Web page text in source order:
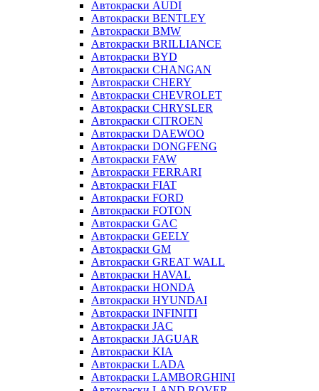
Автокраски AUDI
Автокраски BENTLEY
Автокраски BMW
Автокраски BRILLIANCE
Автокраски BYD
Автокраски CHANGAN
Автокраски CHERY
Автокраски CHEVROLET
Автокраски CHRYSLER
Автокраски CITROEN
Автокраски DAEWOO
Автокраски DONGFENG
Автокраски FAW
Автокраски FERRARI
Автокраски FIAT
Автокраски FORD
Автокраски FOTON
Автокраски GAC
Автокраски GEELY
Автокраски GM
Автокраски GREAT WALL
Автокраски HAVAL
Автокраски HONDA
Автокраски HYUNDAI
Автокраски INFINITI
Автокраски JAC
Автокраски JAGUAR
Автокраски KIA
Автокраски LADA
Автокраски LAMBORGHINI